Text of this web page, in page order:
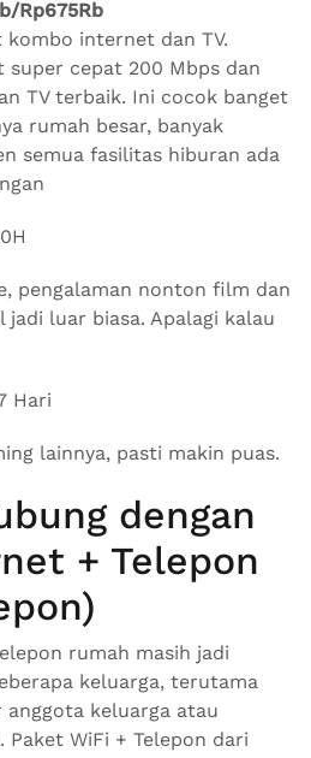
Rp675Rb
kombo internet dan TV.
super cepat 200 Mbps dan
TV terbaik. Ini cocok banget
rumah besar, banyak
semua fasilitas hiburan ada
pengalaman nonton film dan
jadi luar biasa. Apalagi kalau
Hari
lainnya, pasti makin puas.
dengan
+ Telepon
rumah masih jadi
keluarga, terutama
keluarga atau
WiFi + Telepon dari